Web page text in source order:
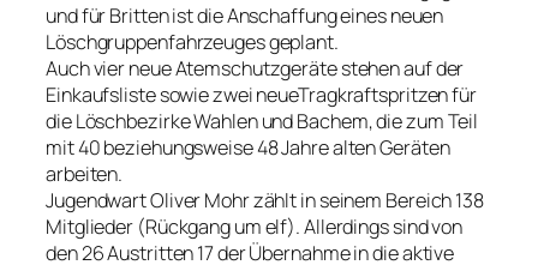
und für Britten ist die Anschaffung eines neuen
Löschgruppenfahrzeuges geplant.
Auch vier neue Atemschutzgeräte stehen auf der
Einkaufsliste sowie zwei neueTragkraftspritzen für
die Löschbezirke Wahlen und Bachem, die zum Teil
mit 40 beziehungsweise 48 Jahre alten Geräten
arbeiten.
Jugendwart Oliver Mohr zählt in seinem Bereich 138
Mitglieder (Rückgang um elf). Allerdings sind von
den 26 Austritten 17 der Übernahme in die aktive